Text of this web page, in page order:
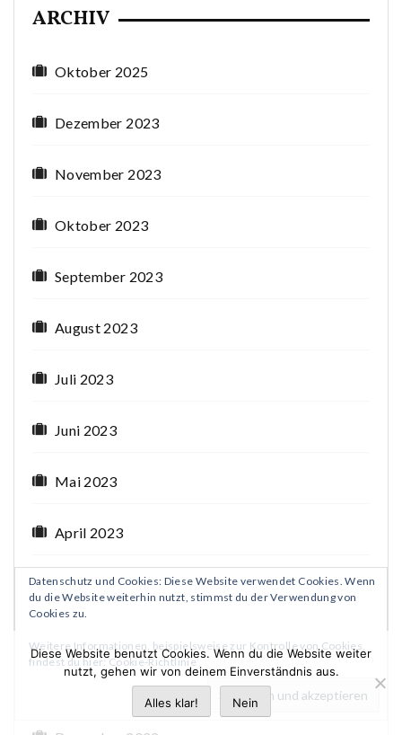
ARCHIV
Oktober 2025
Dezember 2023
November 2023
Oktober 2023
September 2023
August 2023
Juli 2023
Juni 2023
Mai 2023
April 2023
März 2023
Januar 2023
Datenschutz und Cookies: Diese Website verwendet Cookies. Wenn
du die Website weiterhin nutzt, stimmst du der Verwendung von
Cookies zu.
Weitere Informationen, beispielsweise zur Kontrolle von Cookies,
findest du hier:Cookie-Richtlinie
Diese Website benutzt Cookies. Wenn du die Website weiter
nutzt, gehen wir von deinem Einverständnis aus.
Alles klar! Nein